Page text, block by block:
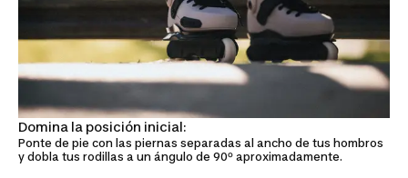
Domina la posición inicial:
Ponte de pie con las piernas separadas al ancho de tus hombros
y dobla tus rodillas a un ángulo de 90º aproximadamente.